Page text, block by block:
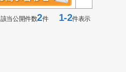
該当公開件数2件1-2件表示